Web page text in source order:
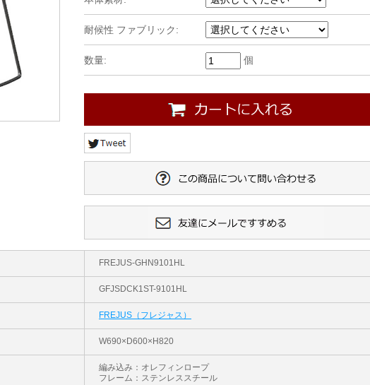
耐候性 ファブリック:
数量: 個
FREJUS-GHN9101HL
GFJSDCK1ST-9101HL
FREJUS（フレジャス）
W690×D600×H820
編み込み：オレフィンロープ
フレーム：ステンレススチール